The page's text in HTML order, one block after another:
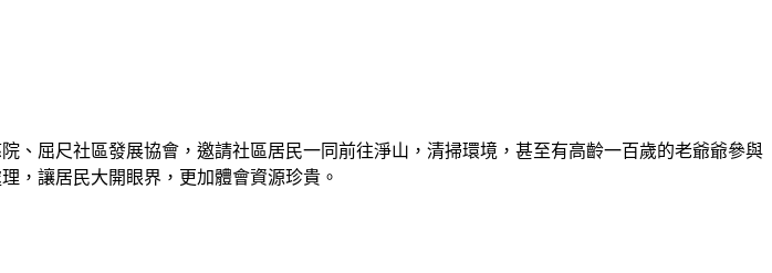
屈尺社區發展協會，邀請社區居民一同前往淨山，清掃環境，甚至有高齡一百歲的老爺爺參與
，讓居民大開眼界，更加體會資源珍貴。